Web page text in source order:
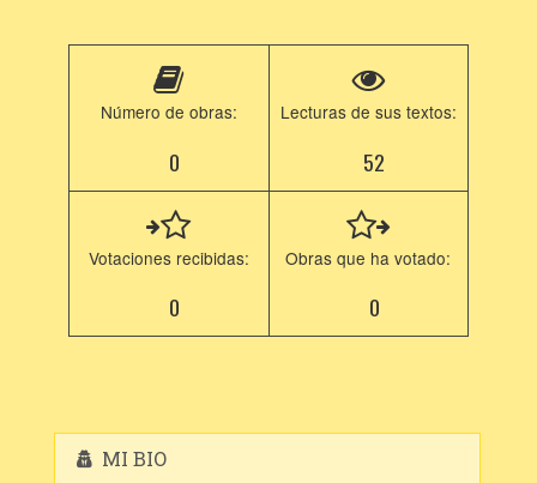
Número de obras:
0
Lecturas de sus textos:
52
Votaciones recibidas:
0
Obras que ha votado:
0
MI BIO